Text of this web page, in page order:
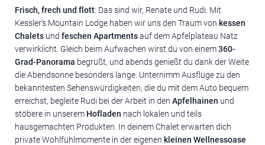
Frisch, frech und flott: Das sind wir, Renate und Rudi. Mit
Kessler’s Mountain Lodge haben wir uns den Traum von kessen
Chalets und feschen Apartmentsauf dem Apfelplateau Natz
verwirklicht. Gleich beim Aufwachen wirst du von einem360-
Grad-Panorama begrüßt, und abends genießt du dank der Weite
die Abendsonne besonders lange. Unternimm Ausflüge zu den
bekanntesten Sehenswürdigkeiten, die du mit dem Auto bequem
erreichst, begleite Rudi bei der Arbeit in den Apfelhainen und
stöbere in unserem Hofladen nach lokalen und teils
hausgemachten Produkten. In deinem Chalet erwarten dich
private Wohlfühlmomente in der eigenen kleinen Wellnessoase